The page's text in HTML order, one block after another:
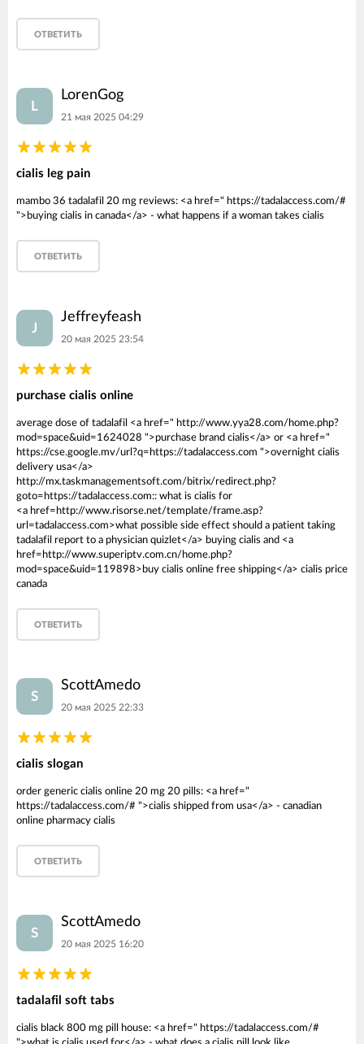
ОТВЕТИТЬ
L
LorenGog
21 мая 2025 04:29
cialis leg pain
mambo 36 tadalafil 20 mg reviews: <a href=" https://tadalaccess.com/#
">buying cialis in canada</a> - what happens if a woman takes cialis
ОТВЕТИТЬ
J
Jeffreyfeash
20 мая 2025 23:54
purchase cialis online
average dose of tadalafil <a href=" http://www.yya28.com/home.php?
mod=space&uid=1624028 ">purchase brand cialis</a> or <a href="
https://cse.google.mv/url?q=https://tadalaccess.com ">overnight cialis
delivery usa</a>
http://mx.taskmanagementsoft.com/bitrix/redirect.php?
goto=https://tadalaccess.com:: what is cialis for
<a href=http://www.risorse.net/template/frame.asp?
url=tadalaccess.com>what possible side effect should a patient taking
tadalafil report to a physician quizlet</a> buying cialis and <a
href=http://www.superiptv.com.cn/home.php?
mod=space&uid=119898>buy cialis online free shipping</a> cialis price
canada
ОТВЕТИТЬ
S
ScottAmedo
20 мая 2025 22:33
cialis slogan
order generic cialis online 20 mg 20 pills: <a href="
https://tadalaccess.com/# ">cialis shipped from usa</a> - canadian
online pharmacy cialis
ОТВЕТИТЬ
S
ScottAmedo
20 мая 2025 16:20
tadalafil soft tabs
cialis black 800 mg pill house: <a href=" https://tadalaccess.com/#